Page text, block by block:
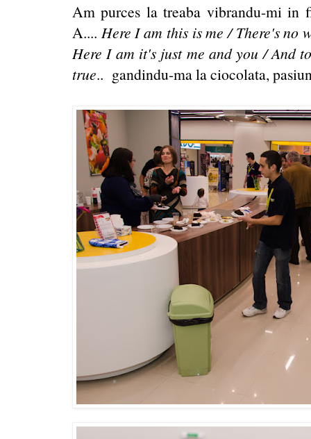
Am purces la treaba vibrandu-mi in
A.... Here I am this is me / There's no
Here I am it's just me and you / And
true.. gandindu-ma la ciocolata,